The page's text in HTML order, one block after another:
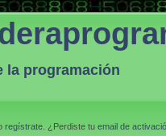
la programación
regístrate . ¿Perdiste tu email de